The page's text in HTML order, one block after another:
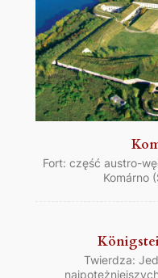
Fort: część austro-
Komárno